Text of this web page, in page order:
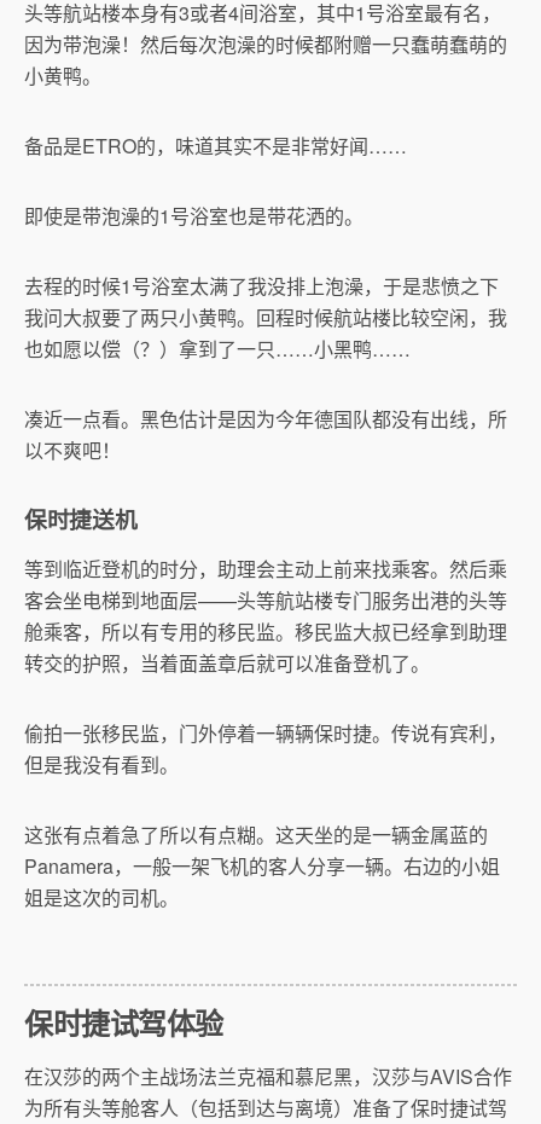
头等航站楼本身有3或者4间浴室，其中1号浴室最有名，
因为带泡澡！然后每次泡澡的时候都附赠一只蠢萌蠢萌的
小黄鸭。
备品是ETRO的，味道其实不是非常好闻……
即使是带泡澡的1号浴室也是带花洒的。
去程的时候1号浴室太满了我没排上泡澡，于是悲愤之下
我问大叔要了两只小黄鸭。回程时候航站楼比较空闲，我
也如愿以偿（？）拿到了一只……小黑鸭……
凑近一点看。黑色估计是因为今年德国队都没有出线，所
以不爽吧！
保时捷送机
等到临近登机的时分，助理会主动上前来找乘客。然后乘
客会坐电梯到地面层——头等航站楼专门服务出港的头等
舱乘客，所以有专用的移民监。移民监大叔已经拿到助理
转交的护照，当着面盖章后就可以准备登机了。
偷拍一张移民监，门外停着一辆辆保时捷。传说有宾利，
但是我没有看到。
这张有点着急了所以有点糊。这天坐的是一辆金属蓝的
Panamera，一般一架飞机的客人分享一辆。右边的小姐
姐是这次的司机。
保时捷试驾体验
在汉莎的两个主战场法兰克福和慕尼黑，汉莎与AVIS合作
为所有头等舱客人（包括到达与离境）准备了保时捷试驾